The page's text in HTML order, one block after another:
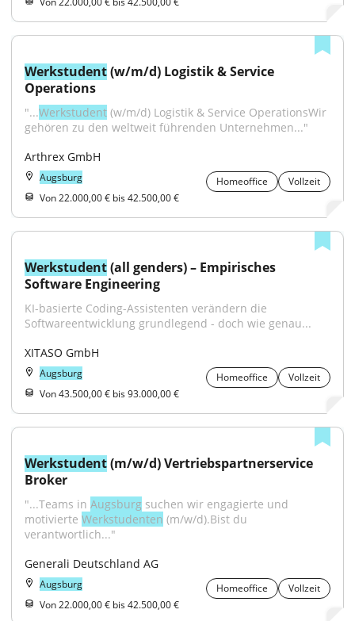
Werkstudent (w/m/d) Logistik & Service
Operations
"...Werkstudent (w/m/d) Logistik & Service OperationsWir
gehören zu den weltweit führenden Unternehmen..."
Arthrex GmbH
Augsburg Homeoffice
Vollzeit
Von 22.000,00 € bis 42.500,00 €
Werkstudent (all genders) – Empirisches
Software Engineering
KI-basierte Coding-Assistenten verändern die
Softwareentwicklung grundlegend - doch wie genau...
XITASO GmbH
Augsburg Homeoffice
Vollzeit
Von 43.500,00 € bis 93.000,00 €
Werkstudent (m/w/d) Vertriebspartnerservice
Broker
"...Teams in Augsburg suchen wir engagierte und
motivierte Werkstudenten (m/w/d).Bist du
verantwortlich..."
Generali Deutschland AG
Augsburg Homeoffice
Vollzeit
Von 22.000,00 € bis 42.500,00 €